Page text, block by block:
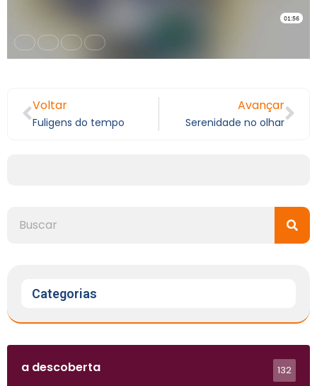
Voltar
Fuligens do tempo
Avançar
Serenidade no olhar
Categorias
a descoberta 132